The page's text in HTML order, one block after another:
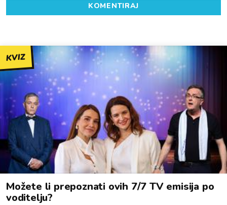
KOMENTIRAJ
KVIZ
Možete li prepoznati ovih 7/7 TV emisija po
voditelju?